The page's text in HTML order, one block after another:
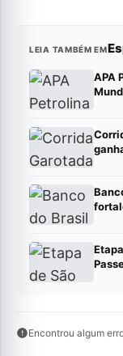
LEIA TAMBÉM EM
APA
Encontrou algum